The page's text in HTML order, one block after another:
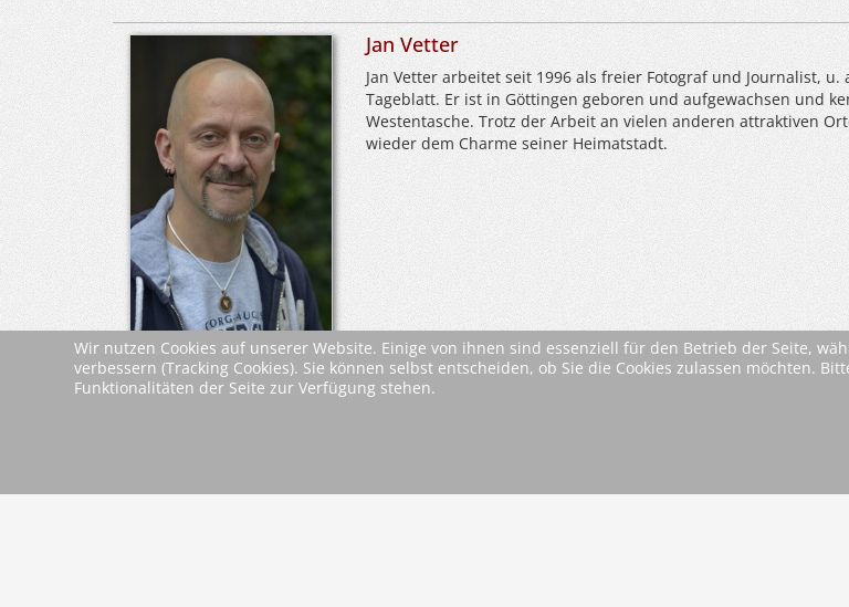
Jan Vetter
Jan Vetter arbeitet seit 1996 als freier Fotograf und Journalist, u.
Tageblatt. Er ist in Göttingen geboren und aufgewachsen und
Westentasche. Trotz der Arbeit an vielen anderen attraktiven
wieder dem Charme seiner Heimatstadt.
Leseproben & Leseprobe
Wir nutzen Cookies auf unserer Website. Einige von ihnen sind essenziell für den Betrieb der Seite,
verbessern (Tracking Cookies). Sie können selbst entscheiden, ob Sie die Cookies zulassen möchten.
Funktionalitäten der Seite zur Verfügung stehen.